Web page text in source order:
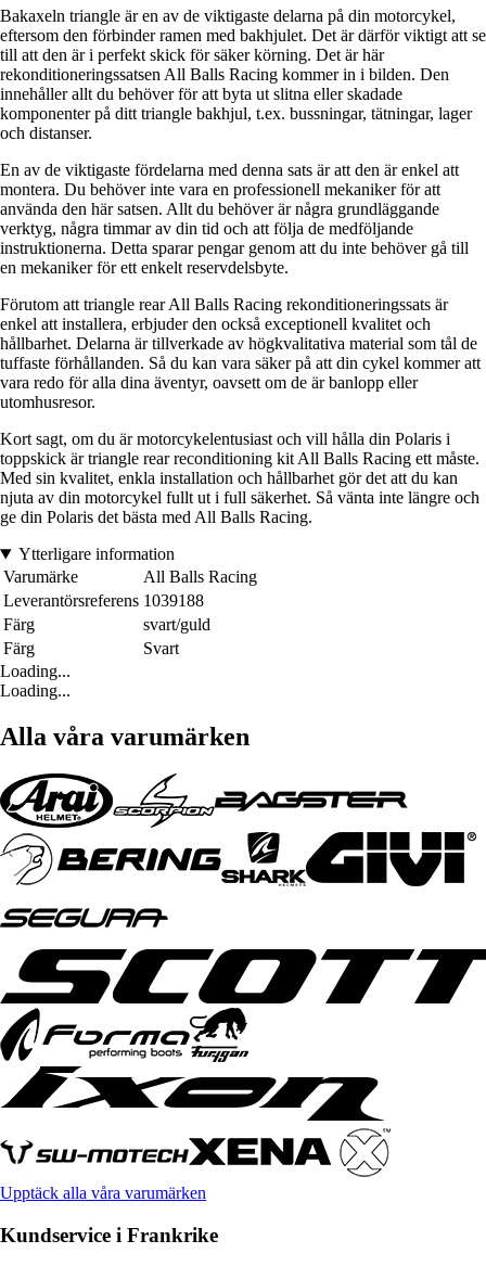
Bakaxeln triangle är en av de viktigaste delarna på din motorcykel,
eftersom den förbinder ramen med bakhjulet. Det är därför viktigt att se
till att den är i perfekt skick för säker körning. Det är här
rekonditioneringssatsen All Balls Racing kommer in i bilden. Den
innehåller allt du behöver för att byta ut slitna eller skadade
komponenter på ditt triangle bakhjul, t.ex. bussningar, tätningar, lager
och distanser.
En av de viktigaste fördelarna med denna sats är att den är enkel att
montera. Du behöver inte vara en professionell mekaniker för att
använda den här satsen. Allt du behöver är några grundläggande
verktyg, några timmar av din tid och att följa de medföljande
instruktionerna. Detta sparar pengar genom att du inte behöver gå till
en mekaniker för ett enkelt reservdelsbyte.
Förutom att triangle rear All Balls Racing rekonditioneringssats är
enkel att installera, erbjuder den också exceptionell kvalitet och
hållbarhet. Delarna är tillverkade av högkvalitativa material som tål de
tuffaste förhållanden. Så du kan vara säker på att din cykel kommer att
vara redo för alla dina äventyr, oavsett om de är banlopp eller
utomhusresor.
Kort sagt, om du är motorcykelentusiast och vill hålla din Polaris i
toppskick är triangle rear reconditioning kit All Balls Racing ett måste.
Med sin kvalitet, enkla installation och hållbarhet gör det att du kan
njuta av din motorcykel fullt ut i full säkerhet. Så vänta inte längre och
ge din Polaris det bästa med All Balls Racing.
Ytterligare information
Varumärke
All Balls Racing
Leverantörsreferens 1039188
Färg
svart/guld
Färg
Svart
Loading...
Loading...
Alla våra varumärken
Upptäck alla våra varumärken
Kundservice i Frankrike